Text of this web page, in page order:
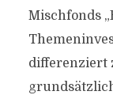
Mischfonds
differenziert